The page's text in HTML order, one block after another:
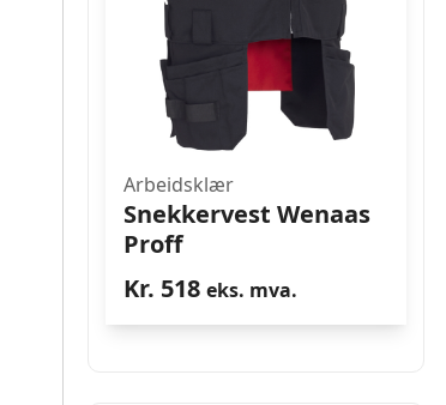
Arbeidsklær
Snekkervest Wenaas
Proff
Kr. 518 eks. mva.